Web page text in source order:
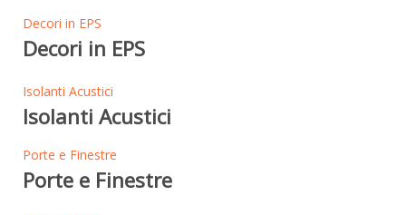
Decori in EPS
Decori in EPS
Isolanti Acustici
Isolanti Acustici
Porte e Finestre
Porte e Finestre